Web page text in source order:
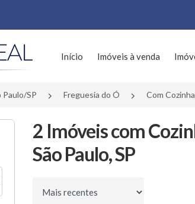
Início Imóveis à venda
Paulo/SP Freguesia do Ó Com
2 Imóveis com
São Paulo, SP
Ordenar por